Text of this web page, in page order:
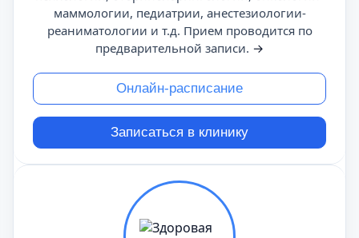
маммологии, педиатрии, анестезиологии-
реаниматологии и т.д. Прием проводится по
предварительной записи. →
Онлайн-расписание
Записаться в клинику